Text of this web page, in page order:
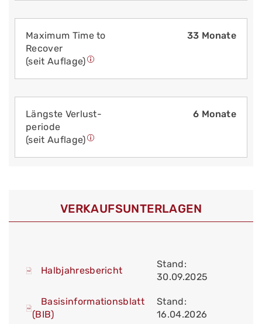
Maximum Time to
Recover
(seit Auflage)
33 Monate
Längste Verlust­
periode
(seit Auflage)
6 Monate
VERKAUFS­UNTERLAGEN
Halbjahresbericht
Stand:
30.09.2025
Basisinformationsblatt
(BIB)
Stand:
16.04.2026